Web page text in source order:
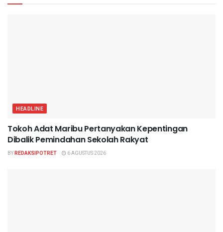
HEADLINE
Tokoh Adat Maribu Pertanyakan Kepentingan
Dibalik Pemindahan Sekolah Rakyat
BYREDAKSIPOTRET 6 AGUSTUS 2026